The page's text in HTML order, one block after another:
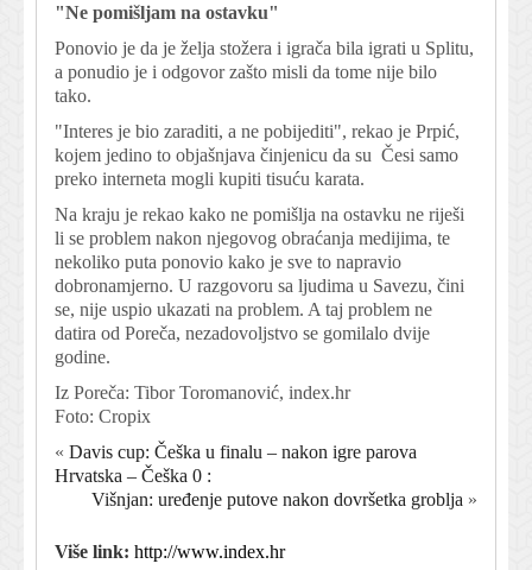
"Ne pomišljam na ostavku"
Ponovio je da je želja stožera i igrača bila igrati u Splitu,
a ponudio je i odgovor zašto misli da tome nije bilo
tako.
"Interes je bio zaraditi, a ne pobijediti", rekao je Prpić,
kojem jedino to objašnjava činjenicu da su Česi samo
preko interneta mogli kupiti tisuću karata.
Na kraju je rekao kako ne pomišlja na ostavku ne riješi
li se problem nakon njegovog obraćanja medijima, te
nekoliko puta ponovio kako je sve to napravio
dobronamjerno. U razgovoru sa ljudima u Savezu, čini
se, nije uspio ukazati na problem. A taj problem ne
datira od Poreča, nezadovoljstvo se gomilalo dvije
godine.
Iz Poreča: Tibor Toromanović, index.hr
Foto: Cropix
« Davis cup: Češka u finalu – nakon igre parova
Hrvatska – Češka 0 :
Višnjan: uređenje putove nakon dovršetka groblja »
Više link: http://www.index.hr